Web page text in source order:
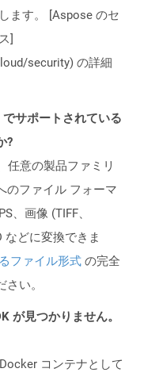
ます。 [Aspose のセ
]
security) の詳細
サポートされている
?
任意の製品ファミリ
のファイル フォーマ
、画像 (TIFF、
などに変換できま
ファイル形式 の完全
い。
が見つかりません。
コンテナとして